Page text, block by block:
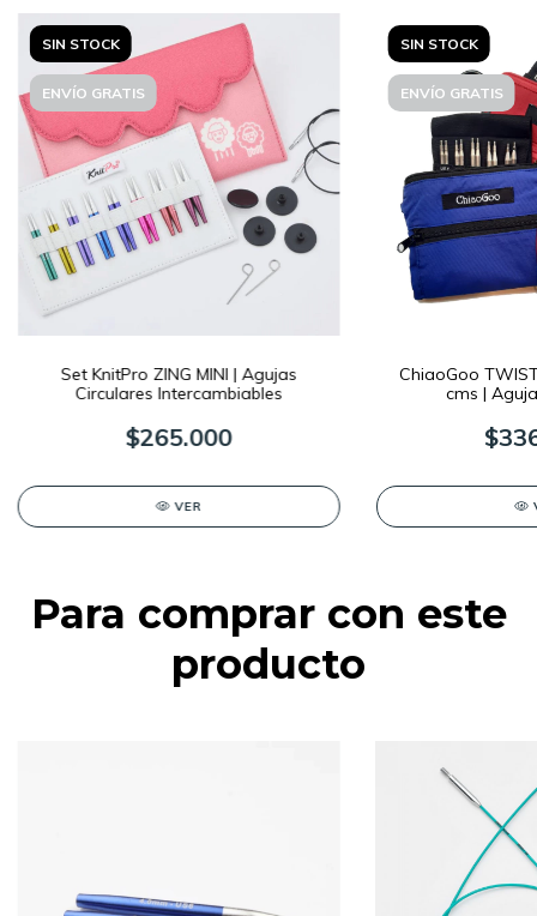
SIN STOCK
ENVÍO GRATIS
Set KnitPro ZING MINI | Agujas
Circulares Intercambiables
$265.000
VER
SIN STOCK
ENVÍO GRATIS
ChiaoGoo
cms |
Para comprar con este
producto